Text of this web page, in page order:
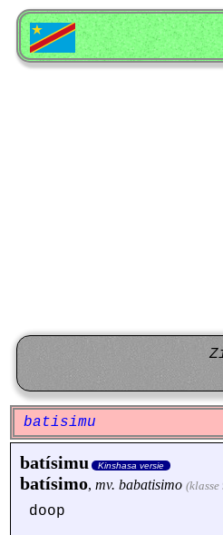
batisimu
batísimu Kinshasa versie
batísimo, mv. babatisimo
doop